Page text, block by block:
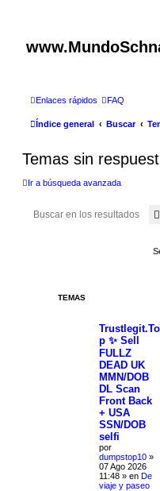
Enlaces rápidos FAQ
Índice general Buscar
Temas sin
Ir a búsqueda avanzada
TEMAS
Trustlegit.To
p ✨ Sell
FULLZ
DEAD UK
MMN/DOB
DL Scan
Front Back
+ USA
SSN/DOB
selfi
por
dumpstop10 »
07 Ago 2026
11:48 » en De
viaje y paseo